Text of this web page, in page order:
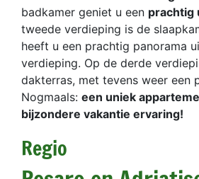
badkamer geniet u een prachtig
tweede verdieping is de
heeft u een prachtig panorama
verdieping. Op de derde
dakterras, met tevens weer een
Nogmaals: een uniek
bijzondere vakantie ervaring!
Regio